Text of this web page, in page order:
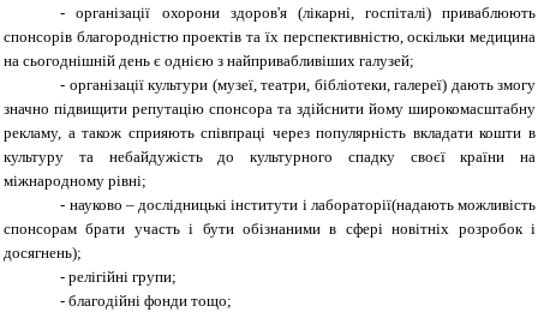
- організації охорони здоров'я (лікарні, госпіталі) приваблюють
спонсорів благородністю проектів та їх перспективністю, оскільки медицина
на сьогоднішній день є однією з найпривабливіших галузей;
- організації культури (музеї, театри, бібліотеки, галереї) дають змогу
значно підвищити репутацію спонсора та здійснити йому широкомасштабну
рекламу, а також сприяють співпраці через популярність вкладати кошти в
культуру та небайдужість до культурного спадку своєї країни на
міжнародному рівні;
- науково – дослідницькі інститути і лабораторії(надають можливість
спонсорам брати участь і бути обізнаними в сфері новітніх розробок і
досягнень);
- релігійні групи;
- благодійні фонди тощо;